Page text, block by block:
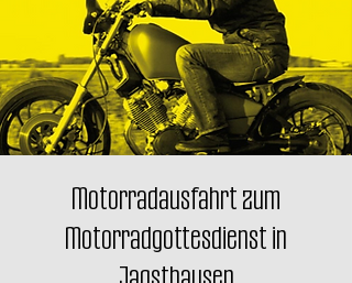
Motorradausfahrt zum
Motorradgottesdienst in
Jagsthausen